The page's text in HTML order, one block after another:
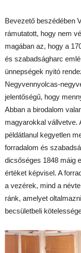
Bevezető beszédében
rámutatott, hogy nem
magában az, hogy a
és szabadságharc
ünnepségek nyitó
Negyvennyolcas-
jelentőségű, hogy
Abban a birodalom
magyarokkal vállvetve.
példátlanul kegyetlen
forradalom és
dicsőséges 1848 máig
értéket képvisel. A
a vezérek, mind a
ránk, amelyet
becsületbeli